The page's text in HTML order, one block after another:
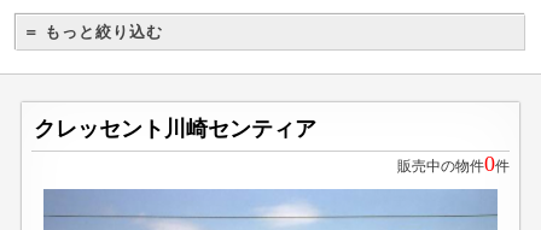
＝ もっと絞り込む
クレッセント川崎センティア
販売中の物件0件